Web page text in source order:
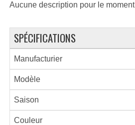
Aucune description pour le moment
SPÉCIFICATIONS
Manufacturier
Modèle
Saison
Couleur